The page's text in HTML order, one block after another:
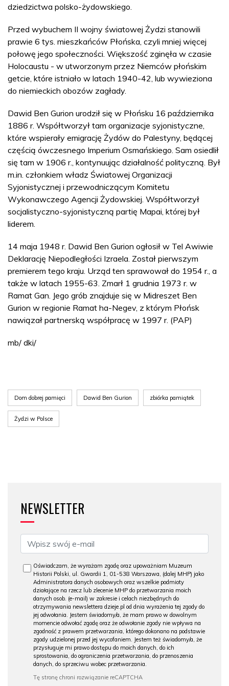
dziedzictwa polsko-żydowskiego.
Przed wybuchem II wojny światowej Żydzi stanowili
prawie 6 tys. mieszkańców Płońska, czyli mniej więcej
połowę jego społeczności. Większość zginęła w czasie
Holocaustu - w utworzonym przez Niemców płońskim
getcie, które istniało w latach 1940-42, lub wywieziona
do niemieckich obozów zagłady.
Dawid Ben Gurion urodził się w Płońsku 16 października
1886 r. Współtworzył tam organizacje syjonistyczne,
które wspierały emigrację Żydów do Palestyny, będącej
częścią ówczesnego Imperium Osmańskiego. Sam osiedlił
się tam w 1906 r., kontynuując działalność polityczną. Był
m.in. członkiem władz Światowej Organizacji
Syjonistycznej i przewodniczącym Komitetu
Wykonawczego Agencji Żydowskiej. Współtworzył
socjalistyczno-syjonistyczną partię Mapai, której był
liderem.
14 maja 1948 r. Dawid Ben Gurion ogłosił w Tel Awiwie
Deklarację Niepodległości Izraela. Został pierwszym
premierem tego kraju. Urząd ten sprawował do 1954 r., a
także w latach 1955-63. Zmarł 1 grudnia 1973 r. w
Ramat Gan. Jego grób znajduje się w Midreszet Ben
Gurion w regionie Ramat ha-Negev, z którym Płońsk
nawiązał partnerską współpracę w 1997 r. (PAP)
mb/ dki/
Dom dobrej pamięci Dawid Ben Gurion zbiórka pamiątek
Żydzi w Polsce
NEWSLETTER
Oświadczam, że wyrażam zgodę oraz upoważniam Muzeum
Historii Polski, ul. Gwardii 1, 01-538 Warszawa, (dalej MHP) jako
Administratora danych osobowych oraz wszelkie podmioty
działające na rzecz lub zlecenie MHP do przetwarzania moich
danych osob. (e-mail) w zakresie i celach niezbędnych do
otrzymywania newslettera dzieje.pl od dnia wyrażenia tej zgody do
jej odwołania. Jestem świadomy/a, że mam prawo w dowolnym
momencie odwołać zgodę oraz że odwołanie zgody nie wpływa na
zgodność z prawem przetwarzania, którego dokonano na podstawie
zgody udzielonej przed jej wycofaniem. Jestem też świadomy/a, że
przysługuje mi prawo dostępu do moich danych, do ich
sprostowania, do ograniczenia przetwarzania, do przenoszenia
danych, do sprzeciwu wobec przetwarzania.